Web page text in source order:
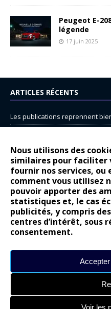
Nous utilisons des
similaires pour faciliter
fournir nos services, ou
comment vous utilisez
pouvoir apporter des
statistiques et, le cas
publicités, y compris
centres d’intérêt, sous
consentement.
Voir les
Peugeot E-
légende
17 juin 2025
ARTICLES RÉCENTS
Les publications reprennent
14 juillet : nouveau film de
Renault Espace : voyage,
Peugeot E-208 GTi : naissance
COMMENTAIRES RÉCENTS
Bernard DardartdansDacia
Alpine A290 :
leroydansLancia Ypsilon :
Nouvelle Opel